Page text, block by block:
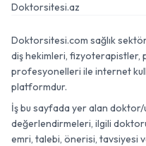
Doktorsitesi.az
Doktorsitesi.com sağlık
diş hekimleri, fizyoterapistler,
profesyonelleri ile internet
platformdur.
İş bu sayfada yer alan doktor/
değerlendirmeleri, ilgili
emri, talebi, önerisi, tavsiyesi